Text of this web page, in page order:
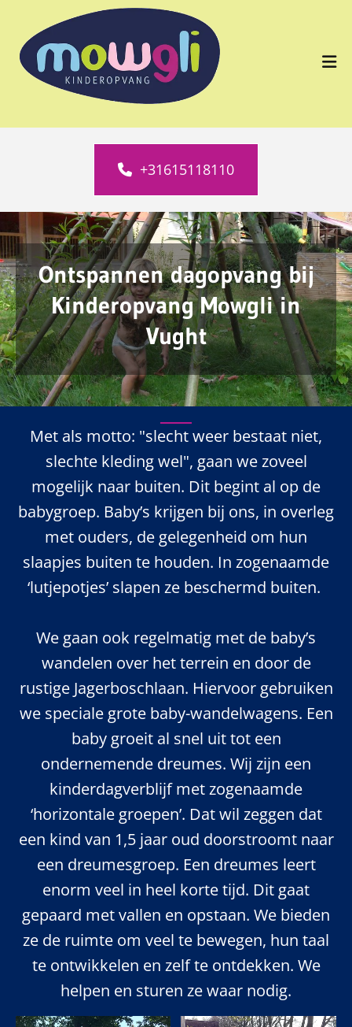
+31615118110
Ontspannen dagopvang bij
Kinderopvang Mowgli in
Vught
Met als motto: "slecht weer bestaat niet,
slechte kleding wel", gaan we zoveel
mogelijk naar buiten. Dit begint al op de
babygroep. Baby’s krijgen bij ons, in overleg
met ouders, de gelegenheid om hun
slaapjes buiten te houden. In zogenaamde
‘lutjepotjes’ slapen ze beschermd buiten.
We gaan ook regelmatig met de baby’s
wandelen over het terrein en door de
rustige Jagerboschlaan. Hiervoor gebruiken
we speciale grote baby-wandelwagens. Een
baby groeit al snel uit tot een
ondernemende dreumes. Wij zijn een
kinderdagverblijf met zogenaamde
‘horizontale groepen’. Dat wil zeggen dat
een kind van 1,5 jaar oud doorstroomt naar
een dreumesgroep. Een dreumes leert
enorm veel in heel korte tijd. Dit gaat
gepaard met vallen en opstaan. We bieden
ze de ruimte om veel te bewegen, hun taal
te ontwikkelen en zelf te ontdekken. We
helpen en sturen ze waar nodig.